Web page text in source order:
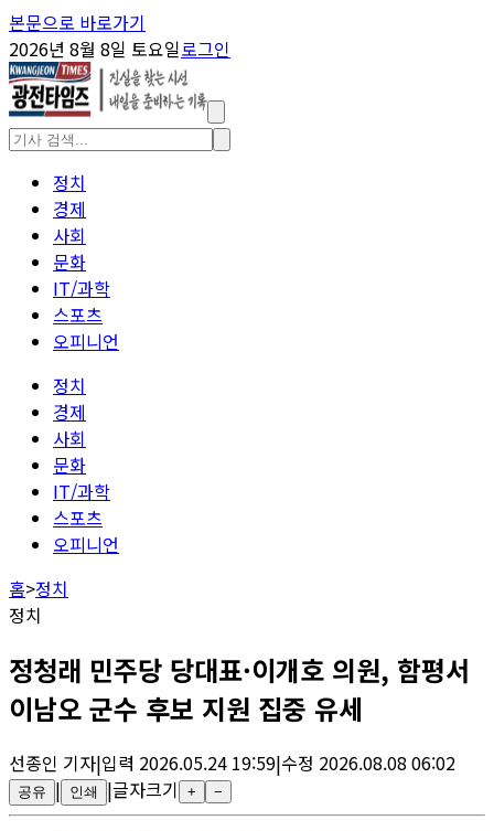
본문으로 바로가기
2026년 8월 8일 토요일로그인
정치
경제
사회
문화
IT/과학
스포츠
오피니언
정치
경제
사회
문화
IT/과학
스포츠
오피니언
홈>정치
정치
정청래 민주당 당대표·이개호 의원, 함평서
이남오 군수 후보 지원 집중 유세
선종인 기자|입력 2026.05.24 19:59|수정 2026.08.08 06:02
공유 | 인쇄 |글자크기 + −